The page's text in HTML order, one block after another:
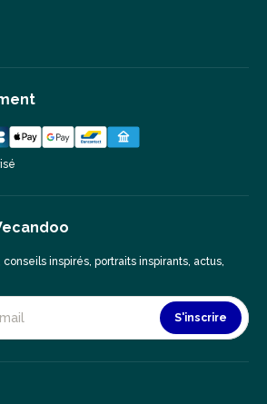
inspirés, portraits inspirants, actus,
S'inscrire